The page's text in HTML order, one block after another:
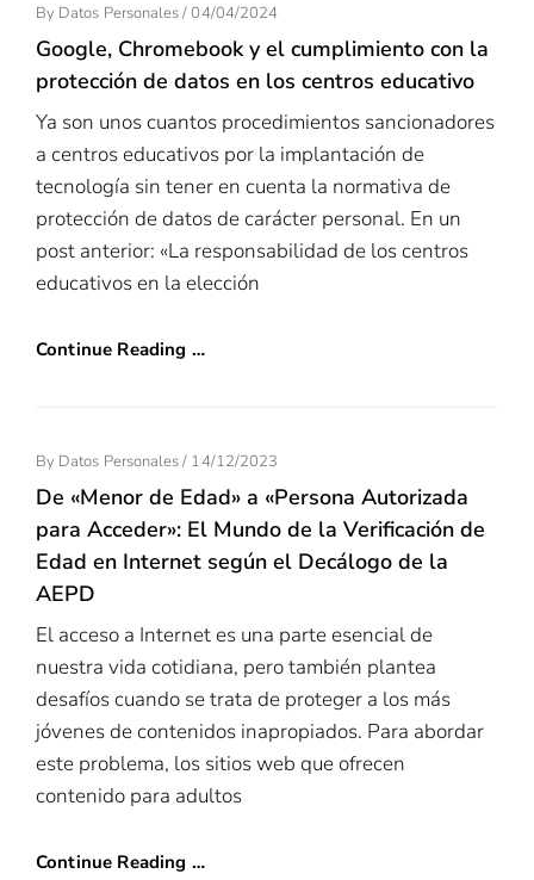
By Datos Personales/Posted
On
04/04/2024
Google, Chromebook y el cumplimiento con la
protección de datos en los centros educativo
Ya son unos cuantos procedimientos sancionadores
a centros educativos por la implantación de
tecnología sin tener en cuenta la normativa de
protección de datos de carácter personal. En un
post anterior: «La responsabilidad de los centros
educativos en la elección
Continue Reading …
By Datos Personales/ Posted
On
14/12/2023
De «Menor de Edad» a «Persona Autorizada
para Acceder»: El Mundo de la Verificación de
Edad en Internet según el Decálogo de la
AEPD
El acceso a Internet es una parte esencial de
nuestra vida cotidiana, pero también plantea
desafíos cuando se trata de proteger a los más
jóvenes de contenidos inapropiados. Para abordar
este problema, los sitios web que ofrecen
contenido para adultos
Continue Reading …